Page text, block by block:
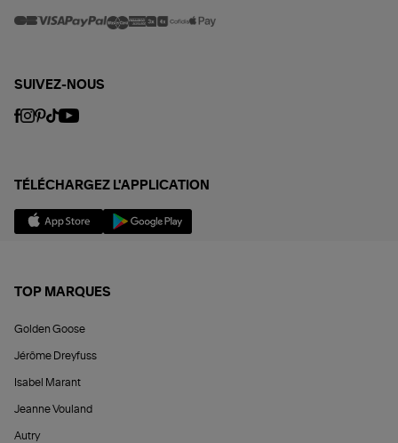
SUIVEZ-NOUS
TÉLÉCHARGEZ L'APPLICATION
TOP MARQUES
Golden Goose
Jérôme Dreyfuss
Isabel Marant
Jeanne Vouland
Autry